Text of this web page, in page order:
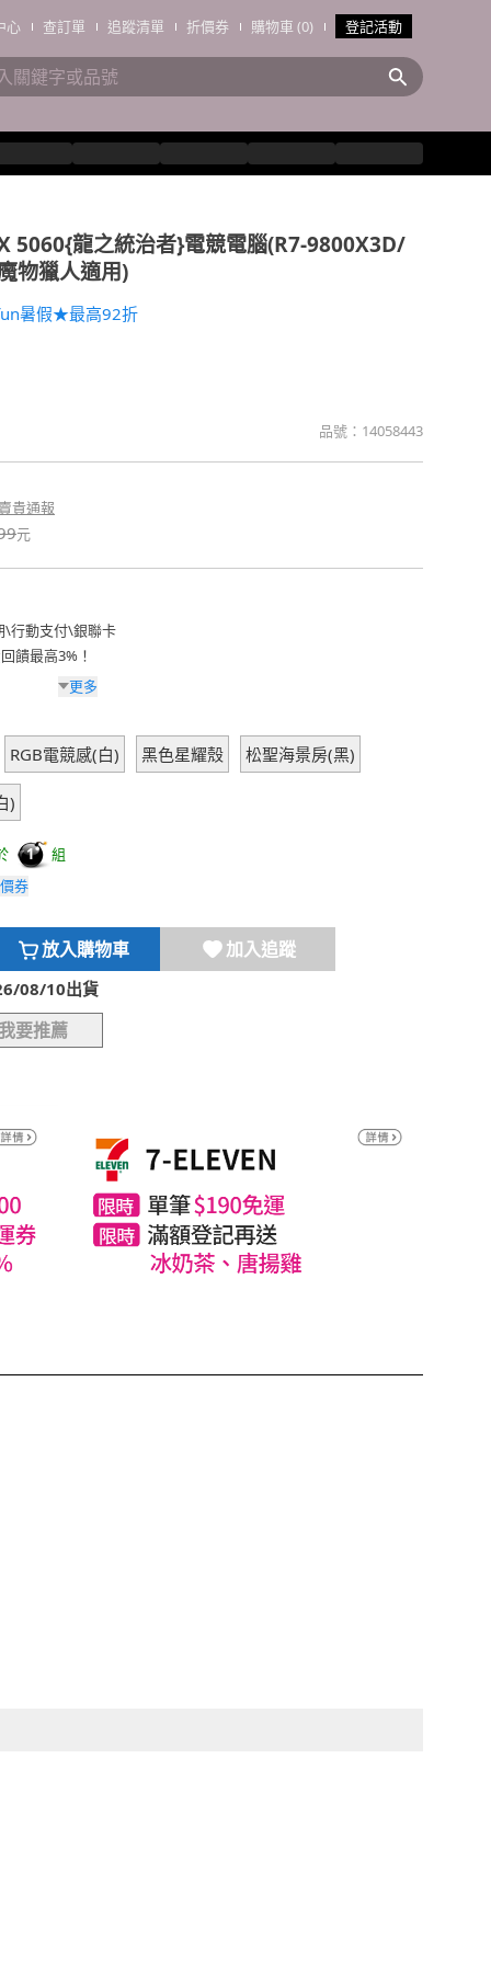
心 查訂單 追蹤清單 折價券 購物車 (0) 登記活動
5060{龍之統治者}電競電腦(R7-9800X3D/
物獵人適用)
暑假★最高92折
品號： 14058443
貴通報
元
\行動支付\銀聯卡
饋最高3%！
更多
RGB電競感(白) 黑色星耀殼 松聖海景房(黑)
)
1
組
券
放入購物車 加入追蹤
08/10出貨
要推薦